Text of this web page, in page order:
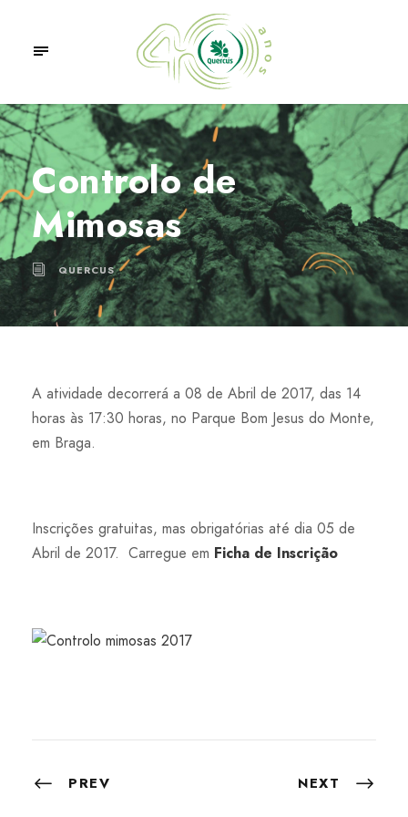
Controlo de
Mimosas
QUERCUS
A atividade decorrerá a 08 de Abril de 2017, das 14
horas às 17:30 horas, no Parque Bom Jesus do Monte,
em Braga.
Inscrições gratuitas, mas obrigatórias até dia 05 de
Abril de 2017. Carregue em Ficha de Inscrição
PREV NEXT